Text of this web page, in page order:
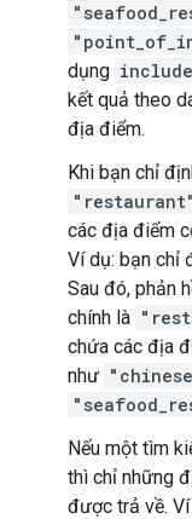
dụng
kết quả theo
địa điểm.
Khi bạn chỉ
"restaurant"
các địa điểm
Ví dụ: bạn chỉ
Sau đó, phản
chính là
chứa các địa
như
Nếu một tìm
thì chỉ những
được trả về.